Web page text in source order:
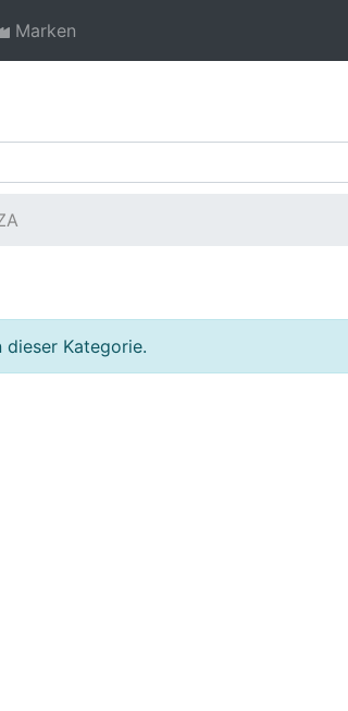
Marken
Kategorie.